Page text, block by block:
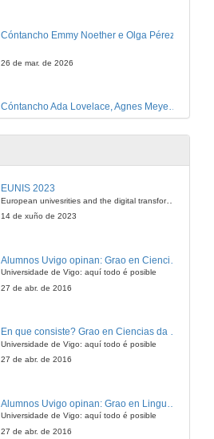
Cóntancho Emmy Noether e Olga Pérez
26 de mar. de 2026
Cóntancho Ada Lovelace, Agnes Meyer Driscoll e Xabier García.
15 de dec. de 2025
15 de dec. de 2025
15 de dec. de 2025
23 de xuño de 2025
23 de xuño de 2025
EUNIS 2023
European univesrities and the digital transformation: challenges and opportunities ahead
14 de xuño de 2023
Universidade de Vigo: aquí todo é posible
27 de abr. de 2016
En que consiste? Grao en Ciencias da Linguaxe e Estudos Literarios
Universidade de Vigo: aquí todo é posible
27 de abr. de 2016
Universidade de Vigo: aquí todo é posible
27 de abr. de 2016